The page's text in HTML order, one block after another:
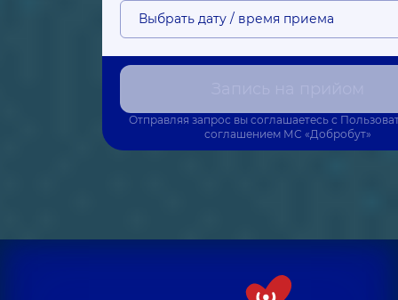
Выбрать дату / время приема
Отправляя запрос вы соглашаетесь с
соглашением МС «Добробут»